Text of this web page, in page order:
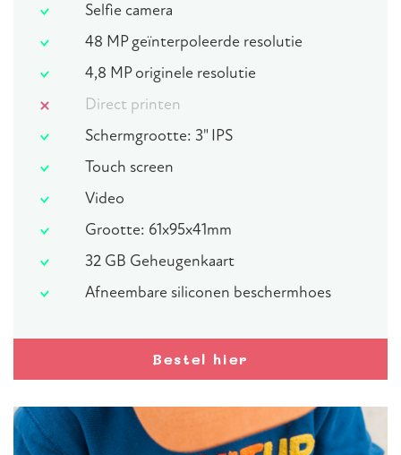
Selfie camera
48 MP geïnterpoleerde resolutie
4,8 MP originele resolutie
Direct printen
Schermgrootte: 3" IPS
Touch screen
Video
Grootte: 61x95x41mm
32 GB Geheugenkaart
Afneembare siliconen beschermhoes
Bestel hier